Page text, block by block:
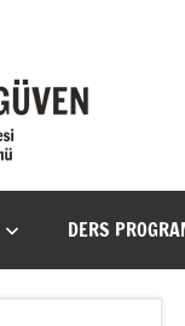
DERS